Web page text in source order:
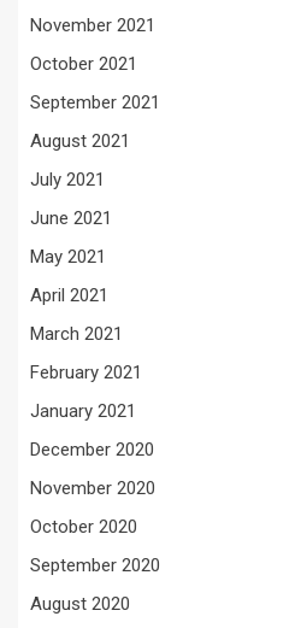
November 2021
October 2021
September 2021
August 2021
July 2021
June 2021
May 2021
April 2021
March 2021
February 2021
January 2021
December 2020
November 2020
October 2020
September 2020
August 2020